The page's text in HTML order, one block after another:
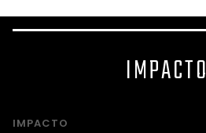
IMPACTO
IMPACTO